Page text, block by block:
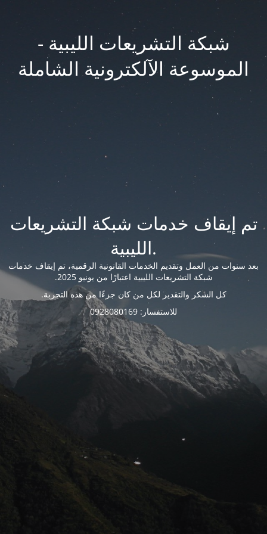
شبكة التشريعات الليبية -
الموسوعة الآلكترونية الشاملة
تم إيقاف خدمات شبكة التشريعات
الليبية.
بعد سنوات من العمل وتقديم الخدمات القانونية الرقمية، تم إيقاف خدمات
شبكة التشريعات الليبية اعتبارًا من يونيو 2025.
كل الشكر والتقدير لكل من كان جزءًا من هذه التجربة.
للاستفسار: 0928080169